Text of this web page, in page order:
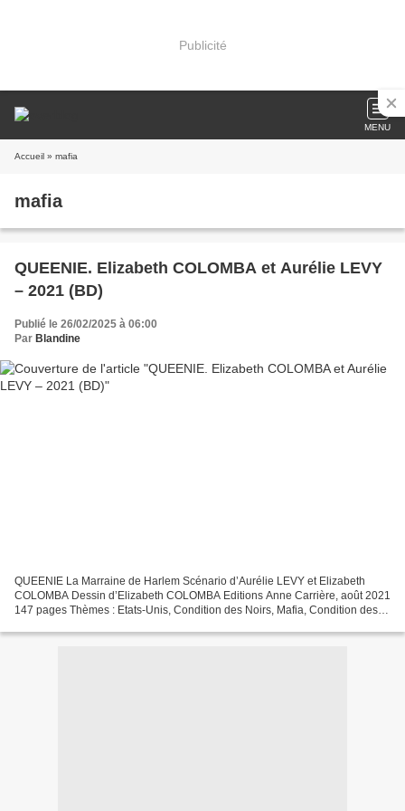
Publicité
MENU
Accueil » mafia
mafia
QUEENIE. Elizabeth COLOMBA et Aurélie LEVY
– 2021 (BD)
Publié le 26/02/2025 à 06:00
Par Blandine
QUEENIE La Marraine de Harlem Scénario d’Aurélie LEVY et Elizabeth
COLOMBA Dessin d’Elizabeth COLOMBA Editions Anne Carrière, août 2021
147 pages Thèmes : Etats-Unis, Condition des Noirs, Mafia, Condition des